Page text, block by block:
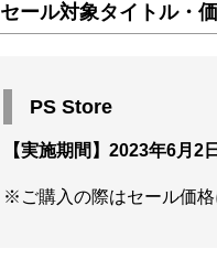
セール対象タイトル・
PS Store
【実施期間】2023年6月2
※ご購入の際はセール価